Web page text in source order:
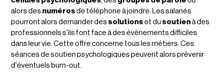
alors des numéros de téléphone à joindre. Les salariés
pourront alors demander des solutions et du soutienà des
professionnels s'ils font face à des évènements difficiles
dans leur vie. Cette offre concerne tous les métiers. Ces
séances de soutien psychologiques peuvent alors prévenir
d'éventuels burn-out.